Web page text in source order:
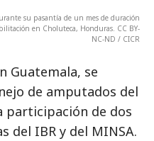
su pasantía de un mes de duración
en Choluteca, Honduras. CC BY-
NC-ND / CICR
Guatemala, se
de amputados del
de dos
del IBR y del MINSA.